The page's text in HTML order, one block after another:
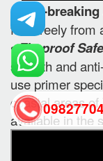
• Anti-
falls freely from
•Fireproof Safe
smooth and
use primer
coastal areas
available in the